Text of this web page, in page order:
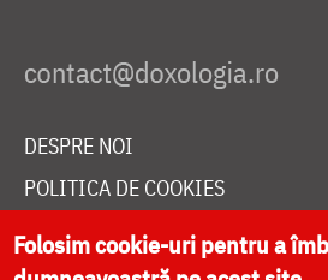
DESPRE NOI
POLITICA DE COOKIES
DONEAZĂ ONLINE PENTRU
Folosim cookie-uri pentru a